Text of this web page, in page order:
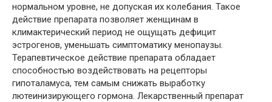
нормальном уровне, не допуская их колебания. Такое
действие препарата позволяет женщинам в
климактерический период не ощущать дефицит
эстрогенов, уменьшать симптоматику менопаузы.
Терапевтическое действие препарата обладает
способностью воздействовать на рецепторы
гипоталамуса, тем самым снижать выработку
лютеинизирующего гормона. Лекарственный препарат